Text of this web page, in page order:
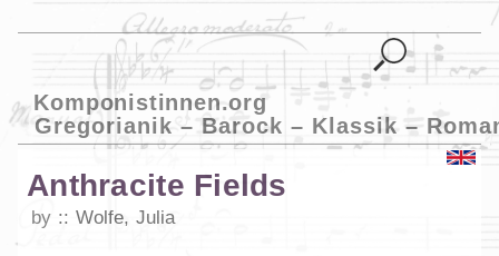
Komponistinnen.org
Gregorianik – Barock – Klassik –
Anthracite Fields
by Wolfe, Julia